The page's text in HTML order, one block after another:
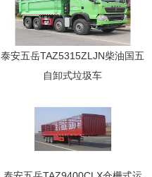
泰安五岳TAZ5315ZLJN柴油国五
自卸式垃圾车